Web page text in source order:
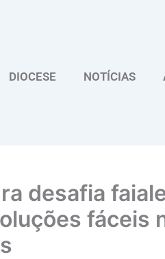
DIOCESE NOTÍCIAS
desafia
fáceis